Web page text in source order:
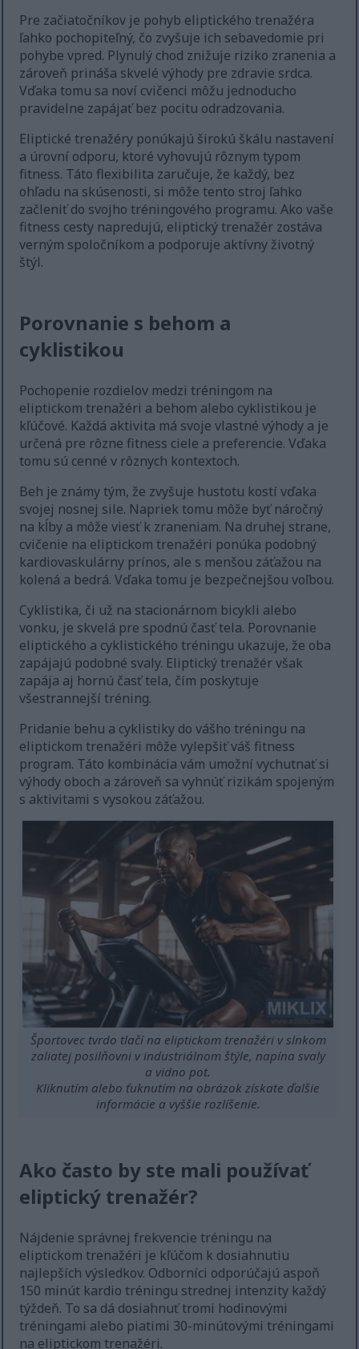
Pre začiatočníkov je pohyb eliptického trenažéra
ľahko pochopiteľný, čo zvyšuje ich sebavedomie pri
pohybe vpred. Plynulý chod znižuje riziko zranenia a
zároveň prináša skvelé výhody pre zdravie srdca.
Vďaka tomu sa noví cvičenci môžu jednoducho
pravidelne zapájať bez pocitu odradzovania.
Eliptické trenažéry ponúkajú širokú škálu nastavení
a úrovní odporu, ktoré vyhovujú rôznym typom
fitness. Táto flexibilita zaručuje, že každý, bez
ohľadu na skúsenosti, si môže tento stroj ľahko
začleniť do svojho tréningového programu. Ako vaše
fitness cesty napredujú, eliptický trenažér zostáva
verným spoločníkom a podporuje aktívny životný
štýl.
Porovnanie s behom a
cyklistikou
Pochopenie rozdielov medzi tréningom na
eliptickom trenažéri a behom alebo cyklistikou je
kľúčové. Každá aktivita má svoje vlastné výhody a je
určená pre rôzne fitness ciele a preferencie. Vďaka
tomu sú cenné v rôznych kontextoch.
Beh je známy tým, že zvyšuje hustotu kostí vďaka
svojej nosnej sile. Napriek tomu môže byť náročný
na kĺby a môže viesť k zraneniam. Na druhej strane,
cvičenie na eliptickom trenažéri ponúka podobný
kardiovaskulárny prínos, ale s menšou záťažou na
kolená a bedrá. Vďaka tomu je bezpečnejšou voľbou.
Cyklistika, či už na stacionárnom bicykli alebo
vonku, je skvelá pre spodnú časť tela. Porovnanie
eliptického a cyklistického tréningu ukazuje, že oba
zapájajú podobné svaly. Eliptický trenažér však
zapája aj hornú časť tela, čím poskytuje
všestrannejší tréning.
Pridanie behu a cyklistiky do vášho tréningu na
eliptickom trenažéri môže vylepšiť váš fitness
program. Táto kombinácia vám umožní vychutnať si
výhody oboch a zároveň sa vyhnúť rizikám spojeným
s aktivitami s vysokou záťažou.
Športovec tvrdo tlačí na eliptickom trenažéri v slnkom
zaliatej posilňovni v industriálnom štýle, napína svaly
a vidno pot.
Kliknutím alebo ťuknutím na obrázok získate ďalšie
informácie a vyššie rozlíšenie.
Ako často by ste mali používať
eliptický trenažér?
Nájdenie správnej frekvencie tréningu na
eliptickom trenažéri je kľúčom k dosiahnutiu
najlepších výsledkov. Odborníci odporúčajú aspoň
150 minút kardio tréningu strednej intenzity každý
týždeň. To sa dá dosiahnuť tromi hodinovými
tréningami alebo piatimi 30-minútovými tréningami
na eliptickom trenažéri.